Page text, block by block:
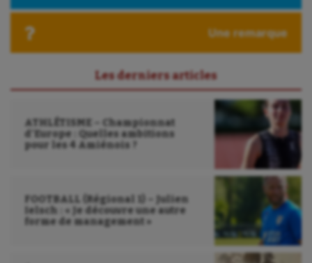
Une remarque
Les derniers articles
ATHLÉTISME – Championnat
d’Europe : Quelles ambitions
pour les 4 Amiénois ?
FOOTBALL (Régional 1) – Julien
Ielsch : « Je découvre une autre
forme de management »